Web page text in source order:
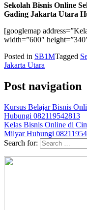
Sekolah Bisnis Online
Gading Jakarta Utara
[googlemap
width=”600″
Posted in SB1MTagged
Jakarta Utara
Post navigation
Kursus Belajar Bisnis
Hubungi 082119542813
Kelas Bisnis Online di
Milyar Hubungi
Search for: